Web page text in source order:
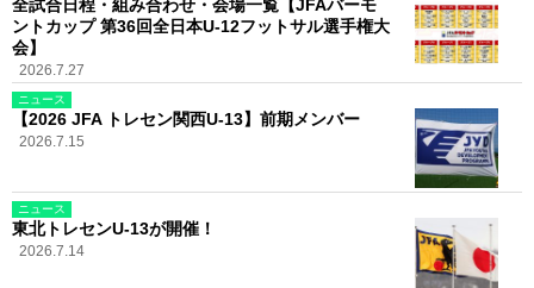
全試合日程・組み合わせ・会場一覧【JFAバーモ
ントカップ 第36回全日本U-12フットサル選手権大
会】
2026.7.27
ニュース
【2026 JFA トレセン関西U-13】前期メンバー
2026.7.15
ニュース
東北トレセンU-13が開催！
2026.7.14